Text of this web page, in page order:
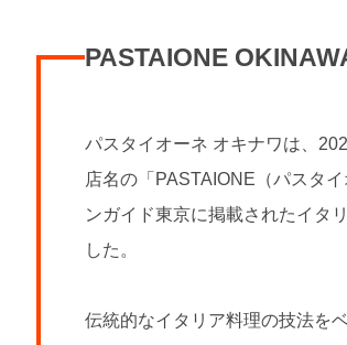
PASTAIONE
パスタイオーネ オキナワは、
店名の「PASTAIONE（パスタ
ンガイド東京に掲載されたイタ
した。
伝統的なイタリア料理の技法を